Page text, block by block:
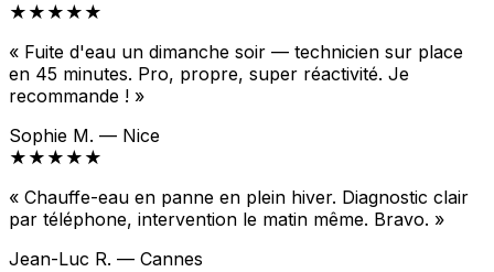
★★★★★
« Fuite d'eau un dimanche soir — technicien sur place
en 45 minutes. Pro, propre, super réactivité. Je
recommande ! »
Sophie M. — Nice
★★★★★
« Chauffe-eau en panne en plein hiver. Diagnostic clair
par téléphone, intervention le matin même. Bravo. »
Jean-Luc R. — Cannes